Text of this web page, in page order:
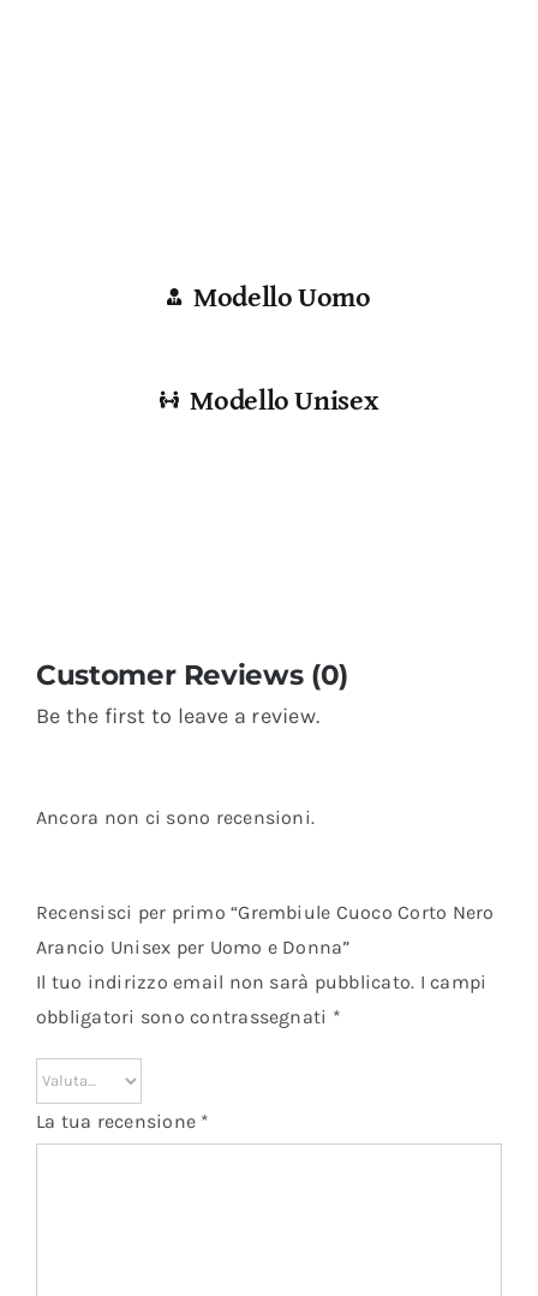
Modello Uomo
Modello Unisex
Customer Reviews (0)
Be the first to leave a review.
Ancora non ci sono recensioni.
Recensisci per primo “Grembiule Cuoco Corto Nero
Arancio Unisex per Uomo e Donna”
Il tuo indirizzo email non sarà pubblicato. I campi
obbligatori sono contrassegnati *
La tua recensione *